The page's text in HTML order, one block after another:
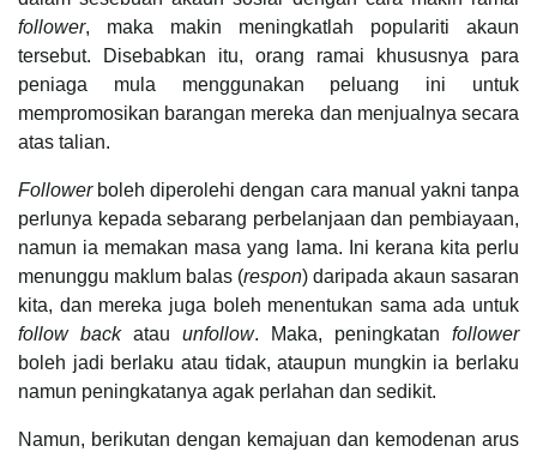
follower, maka makin meningkatlah populariti akaun
tersebut. Disebabkan itu, orang ramai khususnya para
peniaga mula menggunakan peluang ini untuk
mempromosikan barangan mereka dan menjualnya secara
atas talian.
Followerboleh diperolehi dengan cara manual yakni tanpa
perlunya kepada sebarang perbelanjaan dan pembiayaan,
namun ia memakan masa yang lama. Ini kerana kita perlu
menunggu maklum balas (respon) daripada akaun sasaran
kita, dan mereka juga boleh menentukan sama ada untuk
follow backatau unfollow. Maka, peningkatan follower
boleh jadi berlaku atau tidak, ataupun mungkin ia berlaku
namun peningkatanya agak perlahan dan sedikit.
Namun, berikutan dengan kemajuan dan kemodenan arus